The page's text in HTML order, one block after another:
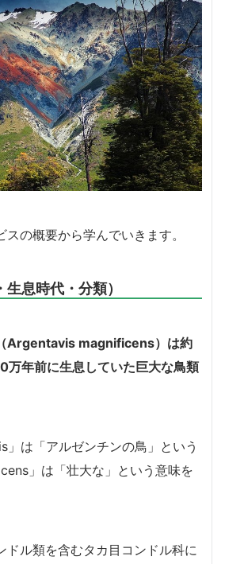
スの概要から学んでいきます。
息時代・分類）
Argentavis magnificens）は約
年前に生息していた巨大な鳥類
は「アルゼンチンの鳥」という
」は「壮大な」という意味を
ドル類を含むタカ目コンドル科に